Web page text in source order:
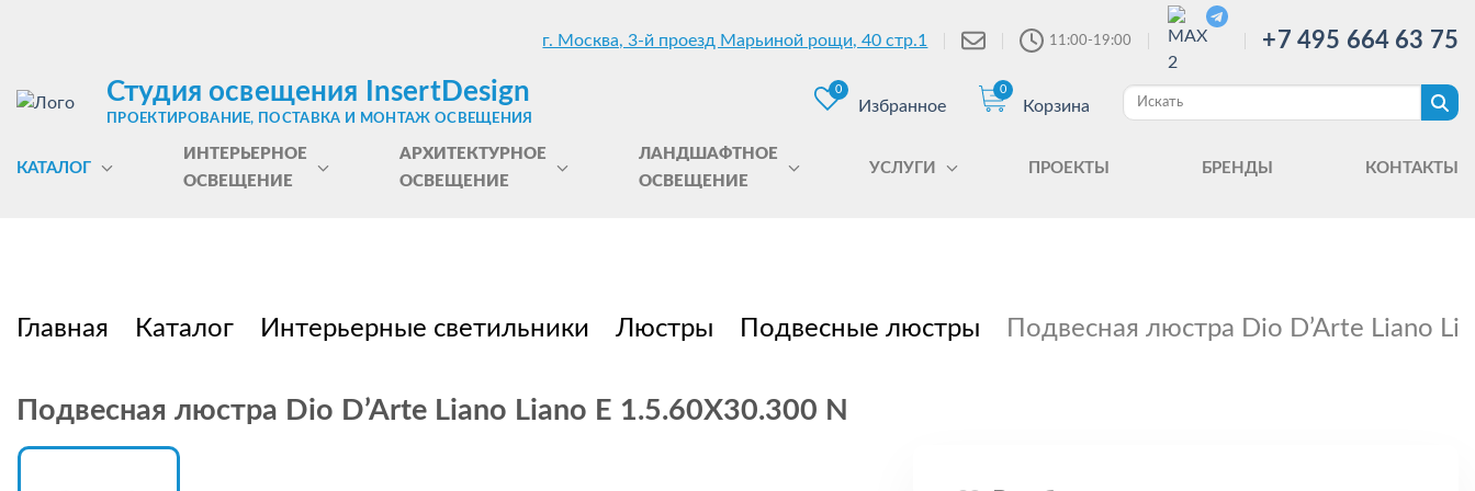
г. Москва, 3-й проезд Марьиной рощи, 40 стр.1 11:00-19:00 +7 495 664 63 75
Студия освещения InsertDesign
ПРОЕКТИРОВАНИЕ, ПОСТАВКА И МОНТАЖ ОСВЕЩЕНИЯ
0
Избранное
0
Корзина
КАТАЛОГ
ИНТЕРЬЕРНОЕ
ОСВЕЩЕНИЕ
АРХИТЕКТУРНОЕ
ОСВЕЩЕНИЕ
ЛАНДШАФТНОЕ
ОСВЕЩЕНИЕ
УСЛУГИ ПРОЕКТЫ БРЕНДЫ КОНТАКТЫ
Главная Каталог Интерьерные светильники Люстры Подвесные люстры Подвесная люстра Dio D’Arte Liano
Подвесная люстра Dio D’Arte Liano Liano E 1.5.60X30.300 N